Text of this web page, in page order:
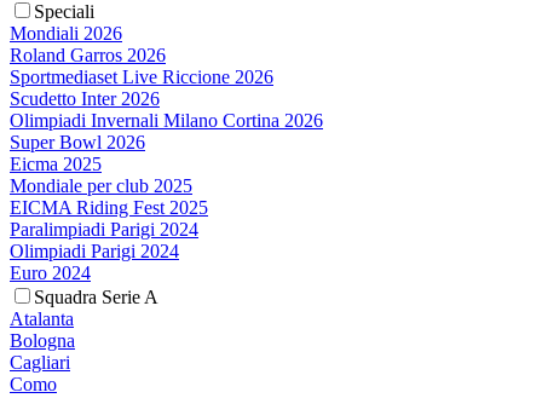
Speciali
Mondiali 2026
Roland Garros 2026
Sportmediaset Live Riccione 2026
Scudetto Inter 2026
Olimpiadi Invernali Milano Cortina 2026
Super Bowl 2026
Eicma 2025
Mondiale per club 2025
EICMA Riding Fest 2025
Paralimpiadi Parigi 2024
Olimpiadi Parigi 2024
Euro 2024
Squadra Serie A
Atalanta
Bologna
Cagliari
Como